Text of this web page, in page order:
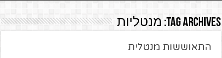
Tag Archives: מנטליות
התאוששות מנטלית